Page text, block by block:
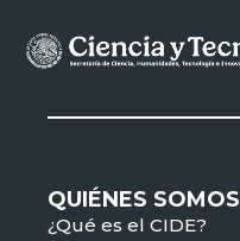
QUIÉNES SOMOS
¿Qué es el CIDE?